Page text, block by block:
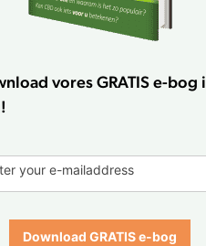
vores GRATIS e-bog i
your e-mailaddress
Download GRATIS e-bog